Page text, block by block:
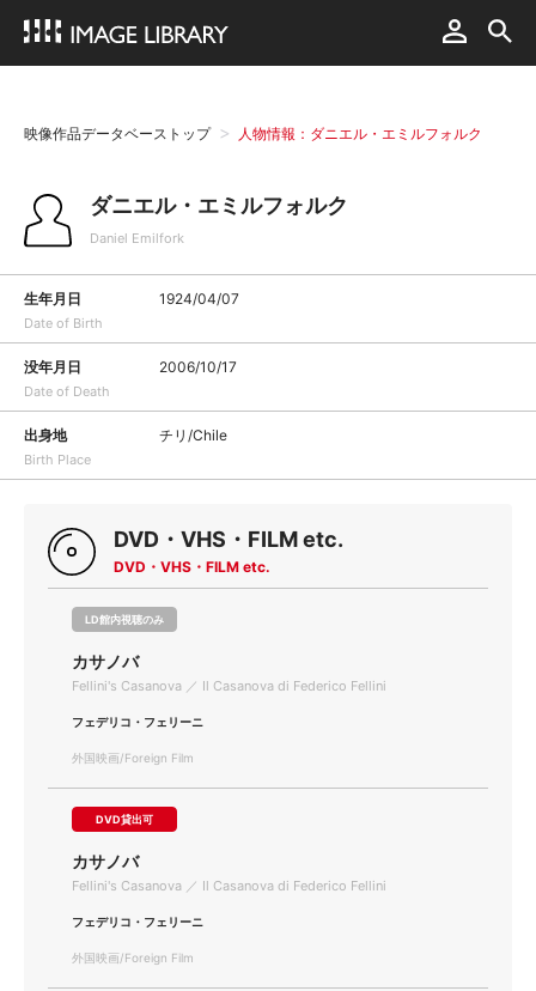
映像作品データベーストップ 人物情報：ダニエル・エミルフォルク
ダニエル・エミルフォルク
Daniel Emilfork
生年月日
Date of Birth
1924/04/07
没年月日
Date of Death
2006/10/17
出身地
Birth Place
チリ/Chile
DVD・VHS・FILM etc.
DVD・VHS・FILM etc.
LD館内視聴のみ
カサノバ
Fellini's Casanova ／ Il Casanova di Federico Fellini
フェデリコ・フェリーニ
外国映画/Foreign Film
DVD貸出可
カサノバ
Fellini's Casanova ／ Il Casanova di Federico Fellini
フェデリコ・フェリーニ
外国映画/Foreign Film